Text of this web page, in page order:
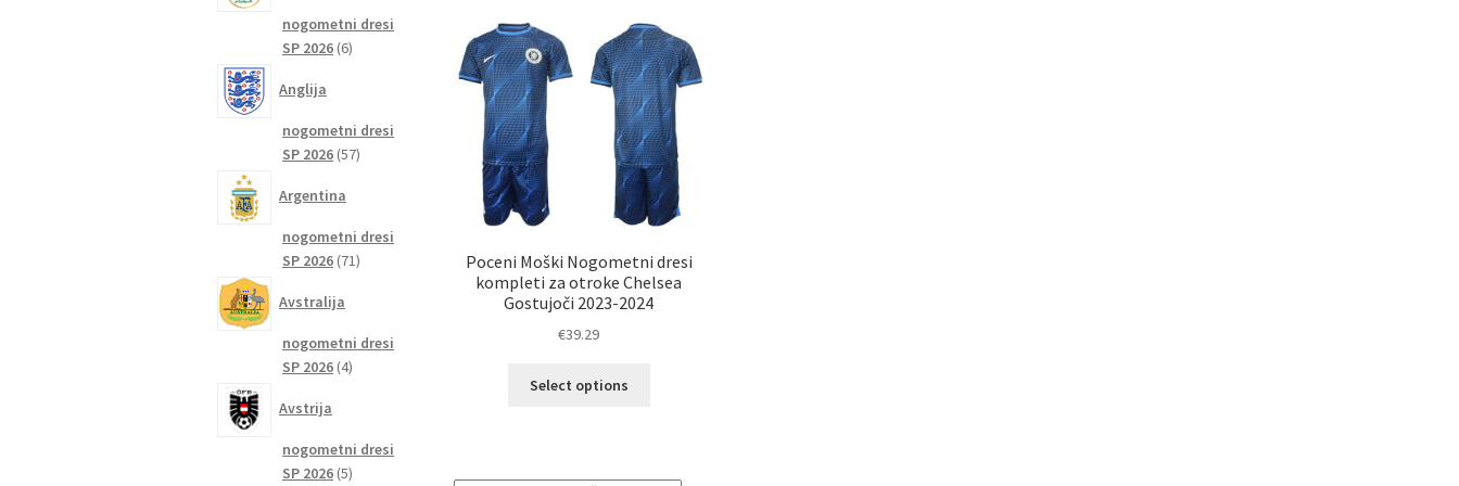
Poceni Moški Nogometni dresi
kompleti za otroke Chelsea
Gostujoči 2023-2024
€39.29
Select options
nogometni dresi
SP 2026 66
Anglija
nogometni dresi
SP 2026 5757
Argentina
nogometni dresi
SP 2026 7171
Avstralija
nogometni dresi
SP 2026 44
Avstrija
nogometni dresi
SP 2026 55